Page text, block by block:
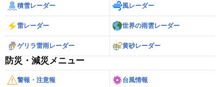
積雪レーダー 風レーダー
雷レーダー 世界の雨雲レーダー
ゲリラ雷雨レーダー 黄砂レーダー
防災・減災メニュー
警報・注意報 台風情報